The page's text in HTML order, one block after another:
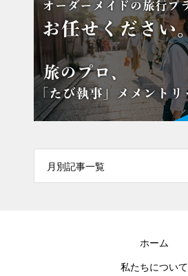
月別記事一覧
ホーム
私たちについて